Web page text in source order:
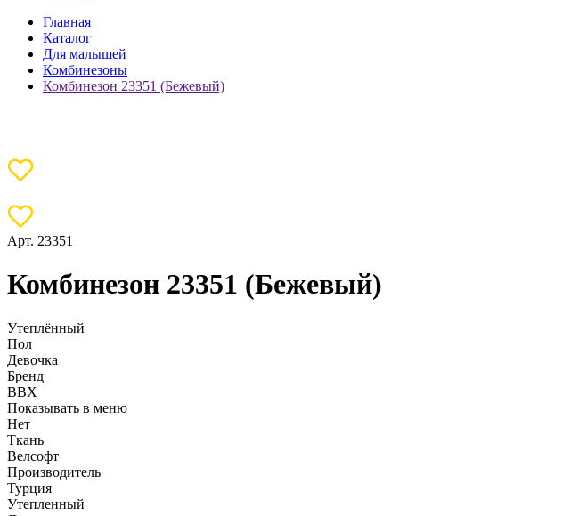
Главная
Каталог
Для малышей
Комбинезоны
Комбинезон 23351 (Бежевый)
Арт. 23351
Комбинезон 23351 (Бежевый)
Утеплённый
Пол
Девочка
Бренд
BBX
Показывать в меню
Нет
Ткань
Велсофт
Производитель
Турция
Утепленный